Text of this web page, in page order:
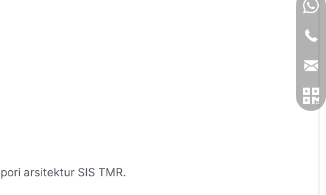
arsitektur SIS TMR.